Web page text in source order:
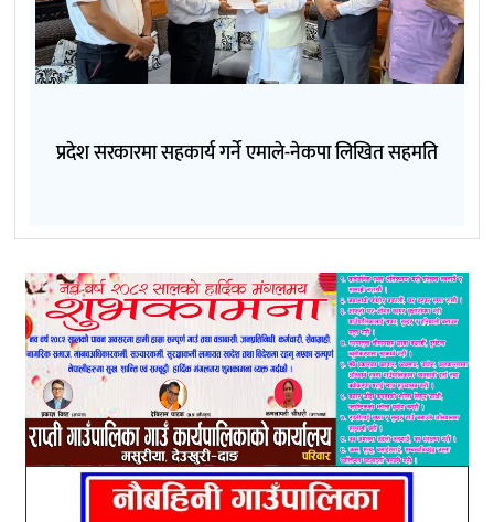
प्रदेश सरकारमा सहकार्य गर्ने एमाले-नेकपा लिखित सहमति